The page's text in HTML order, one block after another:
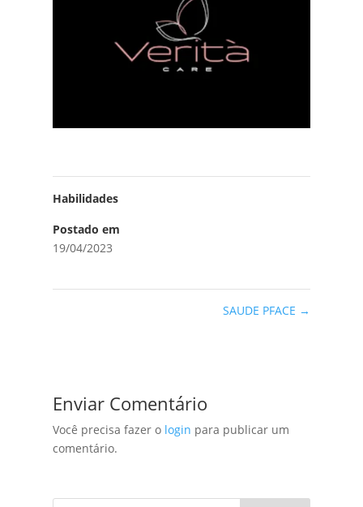
Habilidades
Postado em
19/04/2023
SAUDE PFACE →
Enviar Comentário
Você precisa fazer o login para publicar um
comentário.